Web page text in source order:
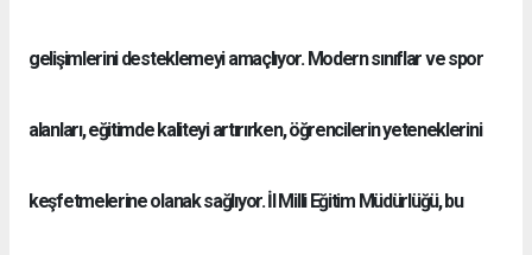
gelişimlerini desteklemeyi amaçlıyor. Modern sınıflar ve spor
alanları, eğitimde kaliteyi artırırken, öğrencilerin yeteneklerini
keşfetmelerine olanak sağlıyor. İl Milli Eğitim Müdürlüğü, bu